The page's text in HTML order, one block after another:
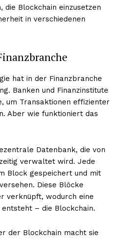
die Blockchain einzusetzen
in verschiedenen
hat in der Finanzbranche
Banken und Finanzinstitute
um Transaktionen effizienter
Aber wie funktioniert das
Datenbank, die von
verwaltet wird. Jede
Block gespeichert und mit
Diese Blöcke
verknüpft, wodurch eine
– die Blockchain.
der Blockchain macht sie